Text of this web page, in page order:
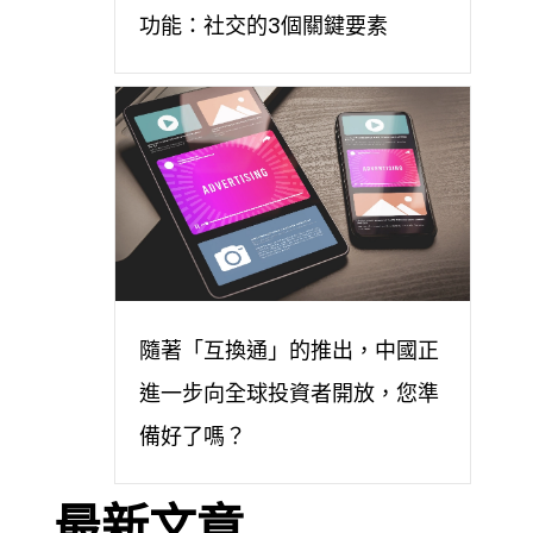
功能：社交的3個關鍵要素
隨著「互換通」的推出，中國正
進一步向全球投資者開放，您準
備好了嗎？